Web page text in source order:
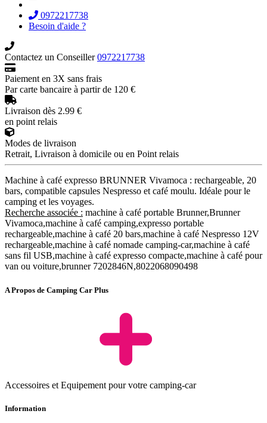
0972217738
Besoin d'aide ?
Contactez un Conseiller0972217738
Paiement en 3X sans frais
Par carte bancaire à partir de 120 €
Livraison dès 2.99 €
en point relais
Modes de livraison
Retrait, Livraison à domicile ou en Point relais
Machine à café expresso BRUNNER Vivamoca : rechargeable, 20
bars, compatible capsules Nespresso et café moulu. Idéale pour le
camping et les voyages.
Recherche associée : machine à café portable Brunner,Brunner
Vivamoca,machine à café camping,expresso portable
rechargeable,machine à café 20 bars,machine à café Nespresso 12V
rechargeable,machine à café nomade camping-car,machine à café
sans fil USB,machine à café expresso compacte,machine à café pour
van ou voiture,brunner 7202846N,8022068090498
A Propos de Camping Car Plus
Accessoires et Equipement pour votre camping-car
Information